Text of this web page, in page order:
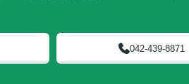
042-439-8871